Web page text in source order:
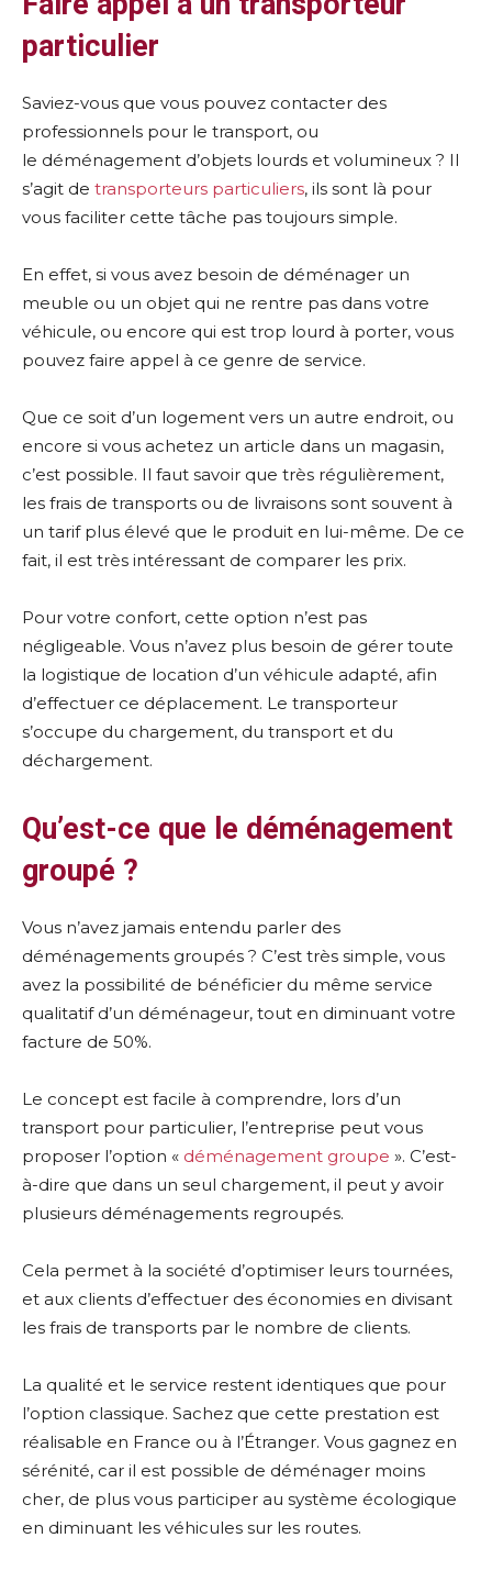
particulier
Saviez-vous que vous pouvez contacter des
professionnels pour le transport, ou
le déménagement d’objets lourds et volumineux ? Il
s’agit de transporteurs particuliers, ils sont là pour
vous faciliter cette tâche pas toujours simple.
En effet, si vous avez besoin de déménager un
meuble ou un objet qui ne rentre pas dans votre
véhicule, ou encore qui est trop lourd à porter, vous
pouvez faire appel à ce genre de service.
Que ce soit d’un logement vers un autre endroit, ou
encore si vous achetez un article dans un magasin,
c’est possible. Il faut savoir que très régulièrement,
les frais de transports ou de livraisons sont souvent à
un tarif plus élevé que le produit en lui-même. De ce
fait, il est très intéressant de comparer les prix.
Pour votre confort, cette option n’est pas
négligeable. Vous n’avez plus besoin de gérer toute
la logistique de location d’un véhicule adapté, afin
d’effectuer ce déplacement. Le transporteur
s’occupe du chargement, du transport et du
déchargement.
Qu’est-ce que le déménagement
groupé ?
Vous n’avez jamais entendu parler des
déménagements groupés ? C’est très simple, vous
avez la possibilité de bénéficier du même service
qualitatif d’un déménageur, tout en diminuant votre
facture de 50%.
Le concept est facile à comprendre, lors d’un
transport pour particulier, l’entreprise peut vous
proposer l’option « déménagement groupe ». C’est-
à-dire que dans un seul chargement, il peut y avoir
plusieurs déménagements regroupés.
Cela permet à la société d’optimiser leurs tournées,
et aux clients d’effectuer des économies en divisant
les frais de transports par le nombre de clients.
La qualité et le service restent identiques que pour
l’option classique. Sachez que cette prestation est
réalisable en France ou à l’Étranger. Vous gagnez en
sérénité, car il est possible de déménager moins
cher, de plus vous participer au système écologique
en diminuant les véhicules sur les routes.